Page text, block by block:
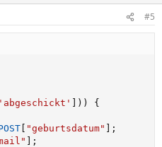
#5
'abgeschickt' ) ) {
"geburtsdatum"
;
;